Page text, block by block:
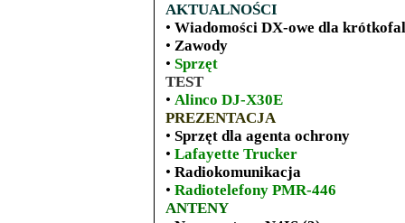
AKTUALNOŚCI
• Wiadomości DX-owe dla
• Zawody
• Sprzęt
TEST
• Alinco DJ-X30E
PREZENTACJA
• Sprzęt dla agenta ochrony
• Lafayette Trucker
• Radiokomunikacja
• Radiotelefony PMR-446
ANTENY